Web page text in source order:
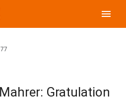
menu
Gratulation